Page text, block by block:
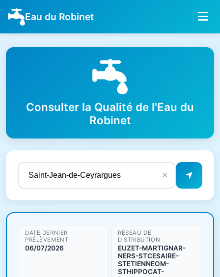
Eau du Robinet
Consulter la Qualité de l'Eau du
Robinet
✕
Résultats de qualité de l'eau
DATE DERNIER
PRÉLÈVEMENT
06/07/2026
RÉSEAU DE
DISTRIBUTION
EUZET-MARTIGNAR-
NERS-STCESAIRE-
STETIENNEOM-
STHIPPOCAT-